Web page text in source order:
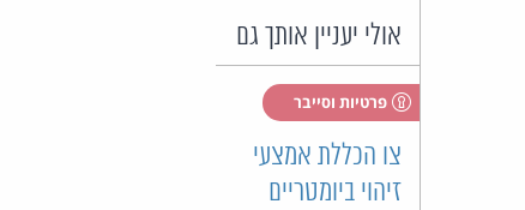
אולי יעניין אותך גם
פרטיות וסייבר
צו הכללת אמצעי
זיהוי ביומטריים